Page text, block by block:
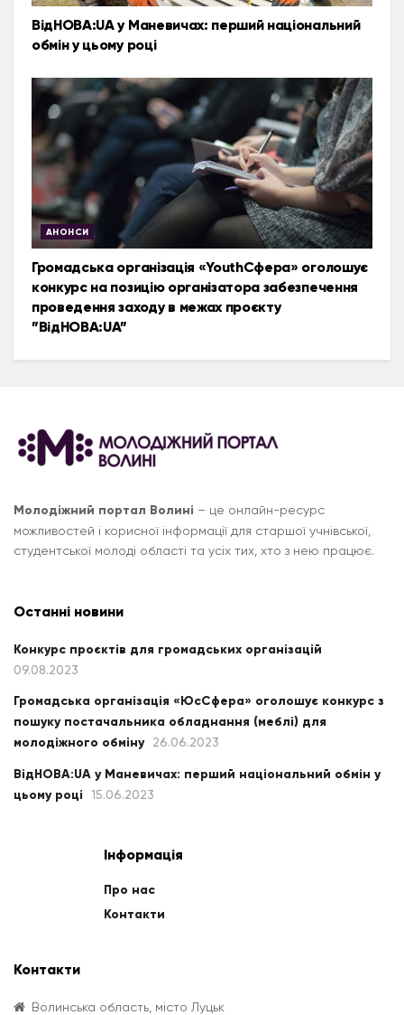
ВідНОВА:UA у Маневичах: перший національний
обмін у цьому році
АНОНСИ
Громадська організація «YouthСфера» оголошує
конкурс на позицію організатора забезпечення
проведення заходу в межах проєкту
”ВідНОВА:UA”
Молодіжний портал Волині – це онлайн-ресурс
можливостей і корисної інформації для старшої учнівської,
студентської молоді області та усіх тих, хто з нею працює.
Останні новини
Конкурс проєктів для громадських організацій
09.08.2023
Громадська організація «ЮсСфера» оголошує конкурс з
пошуку постачальника обладнання (меблі) для
молодіжного обміну
26.06.2023
ВідНОВА:UA у Маневичах: перший національний обмін у
цьому році
15.06.2023
Інформація
Про нас
Контакти
Контакти
Волинська область, місто Луцьк